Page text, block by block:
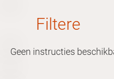
Geen instructies
Filtere
n op